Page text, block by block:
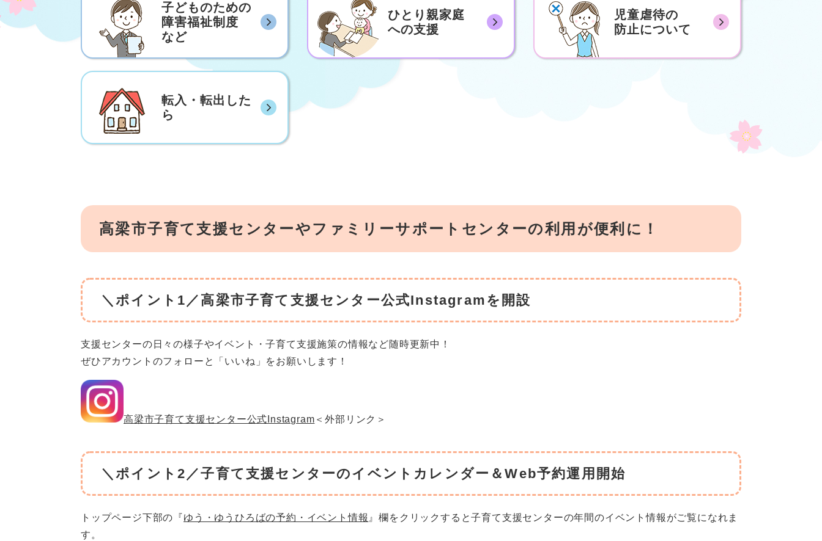
子どものための
障害福祉制度
など
ひとり親家庭
への支援
児童虐待の
防止について
転入・転出した
ら
高梁市子育て支援センターやファミリーサポートセンターの利用が便利に！
＼ポイント1／高梁市子育て支援センター公式Instagramを開設
支援センターの日々の様子やイベント・子育て支援施策の情報など随時更新中！
ぜひアカウントのフォローと「いいね」をお願いします！
高梁市子育て支援センター公式Instagram ＜外部リンク＞
＼ポイント2／子育て支援センターのイベントカレンダー＆Web予約運用開始
トップページ下部の『ゆう・ゆうひろばの予約・イベント情報 』欄をクリックすると子育て支援センターの年間のイベント情報がご覧になれま
す。